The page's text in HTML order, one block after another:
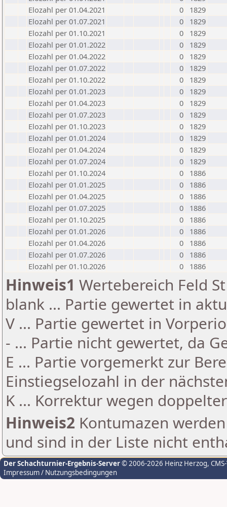
Elozahl per 01.04.2021
0
1829
Elozahl per 01.07.2021
0
1829
Elozahl per 01.10.2021
0
1829
Elozahl per 01.01.2022
0
1829
Elozahl per 01.04.2022
0
1829
Elozahl per 01.07.2022
0
1829
Elozahl per 01.10.2022
0
1829
Elozahl per 01.01.2023
0
1829
Elozahl per 01.04.2023
0
1829
Elozahl per 01.07.2023
0
1829
Elozahl per 01.10.2023
0
1829
Elozahl per 01.01.2024
0
1829
Elozahl per 01.04.2024
0
1829
Elozahl per 01.07.2024
0
1829
Elozahl per 01.10.2024
0
1886
Elozahl per 01.01.2025
0
1886
Elozahl per 01.04.2025
0
1886
Elozahl per 01.07.2025
0
1886
Elozahl per 01.10.2025
0
1886
Elozahl per 01.01.2026
0
1886
Elozahl per 01.04.2026
0
1886
Elozahl per 01.07.2026
0
1886
Elozahl per 01.10.2026
0 1886
Hinweis1 Wertebereich Feld
blank ... Partie gewertet in
V ... Partie gewertet in
- ... Partie nicht gewertet, da
E ... Partie vorgemerkt zur
Einstiegselozahl in der
K ... Korrektur wegen
Hinweis2 Kontumazen
und sind in der Liste nicht
Der Schachturnier-Ergebnis-Server© 2006-2026 Heinz Herzog,
Impressum / Nutzungsbedingungen